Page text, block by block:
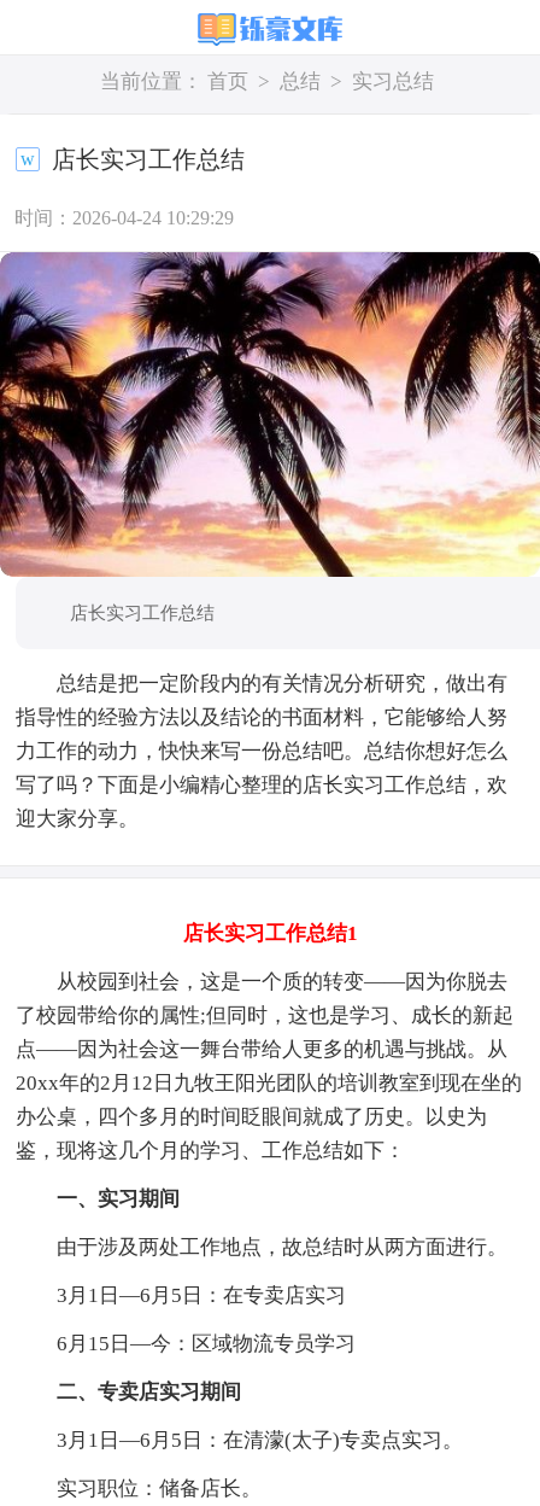
当前位置： 首页 > 总结 > 实习总结
店长实习工作总结
时间：2026-04-24 10:29:29
店长实习工作总结
总结是把一定阶段内的有关情况分析研究，做出有
指导性的经验方法以及结论的书面材料，它能够给人努
力工作的动力，快快来写一份总结吧。总结你想好怎么
写了吗？下面是小编精心整理的店长实习工作总结，欢
迎大家分享。
店长实习工作总结1
从校园到社会，这是一个质的转变——因为你脱去
了校园带给你的属性;但同时，这也是学习、成长的新起
点——因为社会这一舞台带给人更多的机遇与挑战。从
20xx年的2月12日九牧王阳光团队的培训教室到现在坐的
办公桌，四个多月的时间眨眼间就成了历史。以史为
鉴，现将这几个月的学习、工作总结如下：
一、实习期间
由于涉及两处工作地点，故总结时从两方面进行。
3月1日—6月5日：在专卖店实习
6月15日—今：区域物流专员学习
二、专卖店实习期间
3月1日—6月5日：在清濛(太子)专卖点实习。
实习职位：储备店长。